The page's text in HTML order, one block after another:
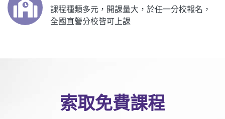
課程種類多元，開課量大，於任一分校報名，
全國直營分校皆可上課
索取免費課程